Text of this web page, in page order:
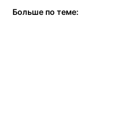
Больше по теме: